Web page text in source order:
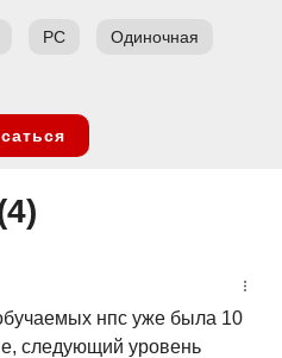
PC Одиночная
4)
нпс уже была 10
следующий уровень